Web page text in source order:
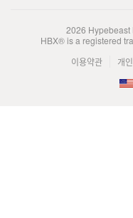
2026 Hypebeast
HBX® is a registered
이용약관
개